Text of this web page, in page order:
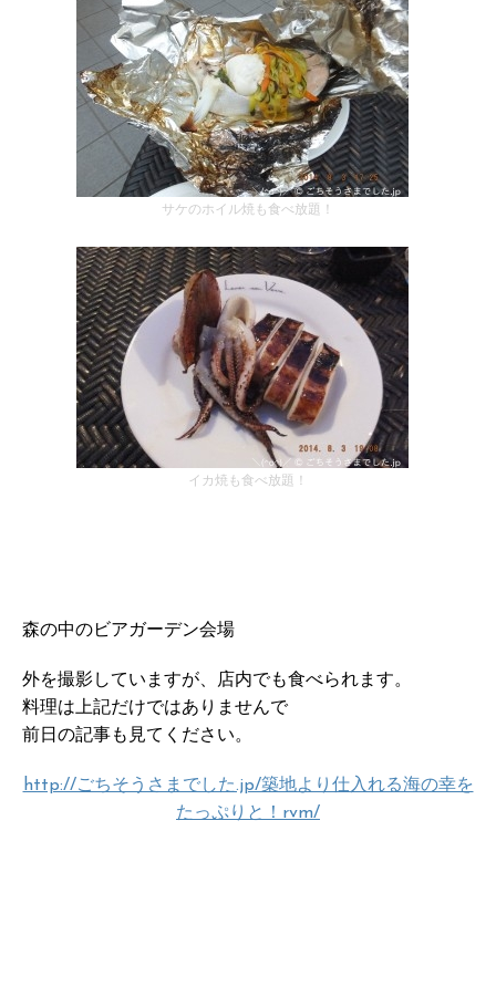
サケのホイル焼も食べ放題！
イカ焼も食べ放題！
森の中のビアガーデン会場
外を撮影していますが、店内でも食べられます。
料理は上記だけではありませんで
前日の記事も見てください。
http://ごちそうさまでした.jp/築地より仕入れる海の幸を
たっぷりと！rvm/